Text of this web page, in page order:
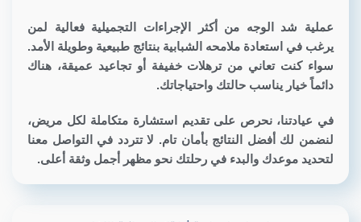
عملية شد الوجه من أكثر الإجراءات التجميلية فعالية لمن
يرغب في استعادة ملامحه الشبابية بنتائج طبيعية وطويلة الأمد.
سواء كنت تعاني من ترهلات خفيفة أو تجاعيد عميقة، هناك
دائماً خيار يناسب حالتك واحتياجاتك.
في عيادتنا، نحرص على تقديم استشارة متكاملة لكل مريض،
لنضمن لك أفضل النتائج بأمان تام. لا تتردد في التواصل معنا
لتحديد موعدك والبدء في رحلتك نحو مظهر أجمل وثقة أعلى.